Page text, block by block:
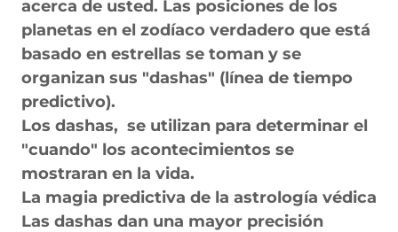
acerca de usted. Las posiciones de los
planetas en el zodíaco verdadero que está
basado en estrellas se toman y se
organizan sus "dashas" (línea de tiempo
predictivo).
Los dashas, se utilizan para determinar el
"cuando" los acontecimientos se
mostraran en la vida.
La magia predictiva de la astrología védica
Las dashas dan una mayor precisión